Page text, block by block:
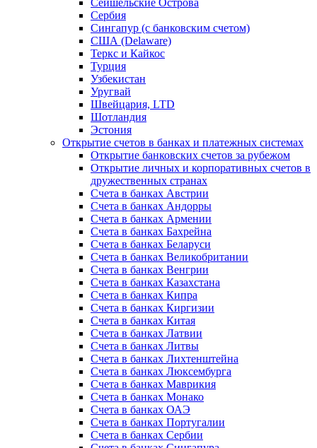
Сейшельские Острова
Сербия
Сингапур (c банковским счетом)
США (Delaware)
Теркс и Кайкос
Турция
Узбекистан
Уругвай
Швейцария, LTD
Шотландия
Эстония
Открытие счетов в банках и платежных системах
Открытие банковских счетов за рубежом
Открытие личных и корпоративных счетов в
дружественных странах
Счета в банках Австрии
Счета в банках Андорры
Счета в банках Армении
Счета в банках Бахрейна
Счета в банках Беларуси
Счета в банках Великобритании
Счета в банках Венгрии
Счета в банках Казахстана
Счета в банках Кипра
Счета в банках Киргизии
Счета в банках Китая
Счета в банках Латвии
Счета в банках Литвы
Счета в банках Лихтенштейна
Счета в банках Люксембурга
Счета в банках Маврикия
Счета в банках Монако
Счета в банках ОАЭ
Счета в банках Португалии
Счета в банках Сербии